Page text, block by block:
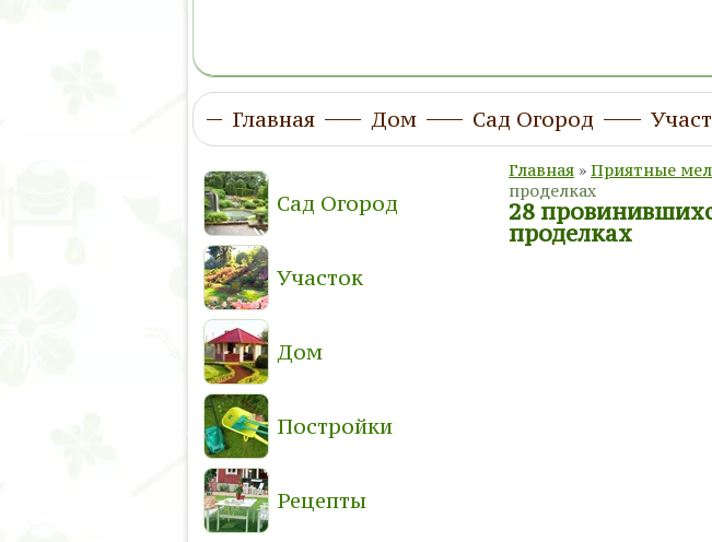
Главная Дом Сад Огород
Главная » Приятные
проделках
28
проделках
Сад Огород
Участок
Дом
Постройки
Рецепты